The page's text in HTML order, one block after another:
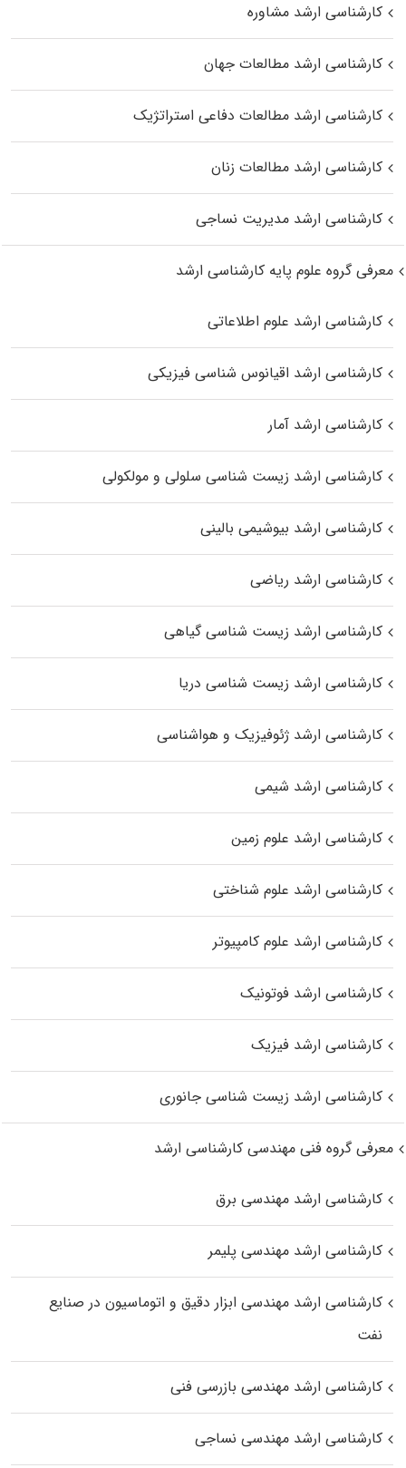
کارشناسی ارشد مشاوره
کارشناسی ارشد مطالعات جهان
کارشناسی ارشد مطالعات دفاعی استراتژیک
کارشناسی ارشد مطالعات زنان
کارشناسی ارشد مدیریت نساجی
معرفی گروه علوم پایه کارشناسی ارشد
کارشناسی ارشد علوم اطلاعاتی
کارشناسی ارشد اقیانوس‌ شناسی فیزیکی
کارشناسی ارشد آمار
کارشناسی ارشد زیست شناسی سلولی و مولکولی
کارشناسی ارشد بیوشیمی بالینی
کارشناسی ارشد ریاضی
کارشناسی ارشد زیست‌ شناسی گیاهی
کارشناسی ارشد زیست‌ شناسی دریا
کارشناسی ارشد ژئوفیزیک و هواشناسی
کارشناسی ارشد شیمی
کارشناسی ارشد علوم زمین
کارشناسی ارشد علوم شناختی
کارشناسی ارشد علوم کامپیوتر
کارشناسی ارشد فوتونیک
کارشناسی ارشد فیزیک
کارشناسی ارشد زیست‌ شناسی جانوری
معرفی گروه فنی مهندسی کارشناسی ارشد
کارشناسی ارشد مهندسی برق
کارشناسی ارشد مهندسی پلیمر
کارشناسی ارشد مهندسی ابزار دقیق و اتوماسیون در صنایع
نفت
کارشناسی ارشد مهندسی بازرسی فنی
کارشناسی ارشد مهندسی نساجی